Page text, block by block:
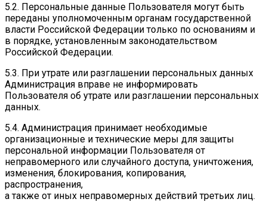
5.2. Персональные данные Пользователя могут быть
переданы уполномоченным органам государственной
власти Российской Федерации только по основаниям и
в порядке, установленным законодательством
Российской Федерации.
5.3. При утрате или разглашении персональных данных
Администрация вправе не информировать
Пользователя об утрате или разглашении персональных
данных.
5.4. Администрация принимает необходимые
организационные и технические меры для защиты
персональной информации Пользователя от
неправомерного или случайного доступа, уничтожения,
изменения, блокирования, копирования,
распространения,
а также от иных неправомерных действий третьих лиц.